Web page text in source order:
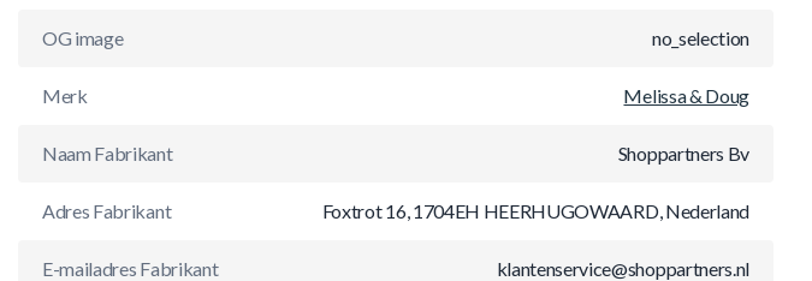
OG image no_selection
Merk Melissa & Doug
Naam Fabrikant Shoppartners Bv
Adres Fabrikant Foxtrot 16, 1704EH HEERHUGOWAARD, Nederland
E-mailadres Fabrikant klantenservice@shoppartners.nl